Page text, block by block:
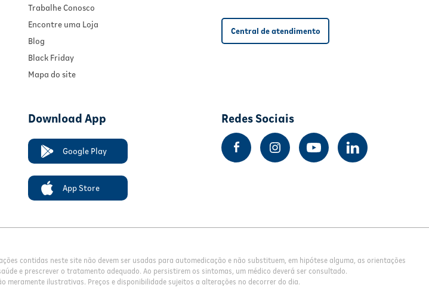
Trabalhe Conosco
Encontre uma Loja
Blog
Black Friday
Mapa do site
Central de atendimento
Download App
Google Play
App Store
Redes Sociais
contidas neste site não devem ser usadas para automedicação e não substituem, em hipótese alguma, as orientações
e prescrever o tratamento adequado. Ao persistirem os sintomas, um médico deverá ser consultado.
meramente ilustrativas. Preços e disponibilidade sujeitos a alterações no decorrer do dia.